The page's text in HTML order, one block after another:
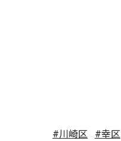
#川崎区 #幸区